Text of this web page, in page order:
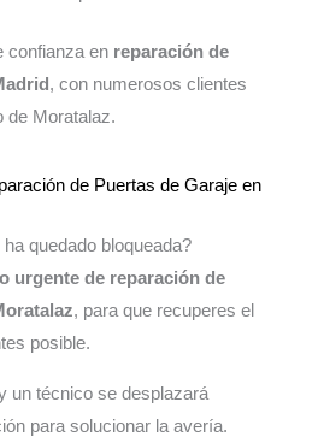
confianza en reparación de
, con numerosos clientes
de Moratalaz.
de Puertas de Garaje en
quedado bloqueada?
urgente de reparación de
, para que recuperes el
posible.
un técnico se desplazará
para solucionar la avería.